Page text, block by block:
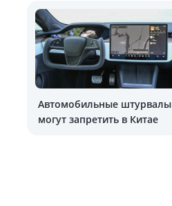
Автомобильные штурвалы
могут запретить в Китае